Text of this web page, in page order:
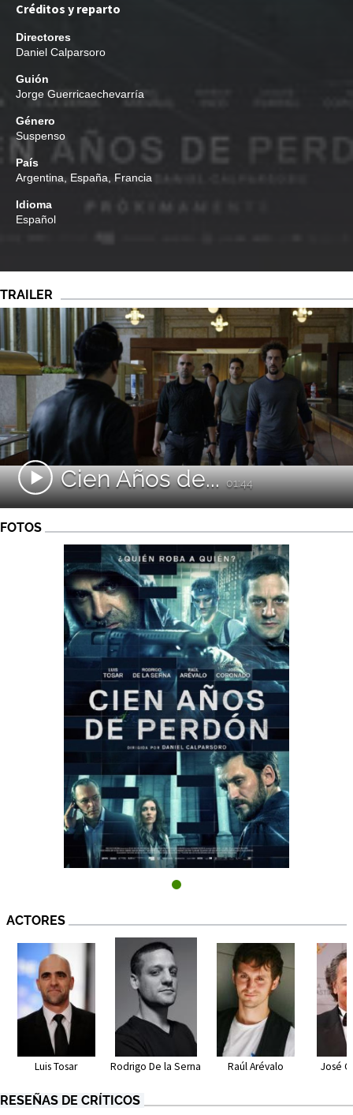
Créditos y reparto
Directores
Daniel Calparsoro
Guión
Jorge Guerricaechevarría
Género
Suspenso
País
Argentina, España, Francia
Idioma
Español
TRAILER
Cien Años de...01:44
FOTOS
ACTORES
Luis Tosar Rodrigo De la Serna Raúl Arévalo José
RESEÑAS DE CRÍTICOS